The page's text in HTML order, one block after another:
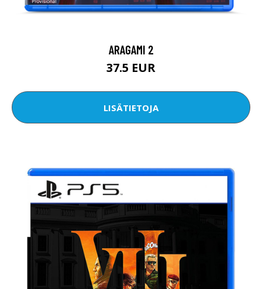
ARAGAMI 2
37.5 EUR
LISÄTIETOJA